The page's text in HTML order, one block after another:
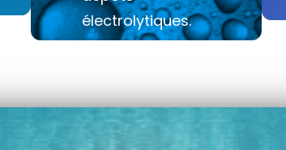
électrolytiques.